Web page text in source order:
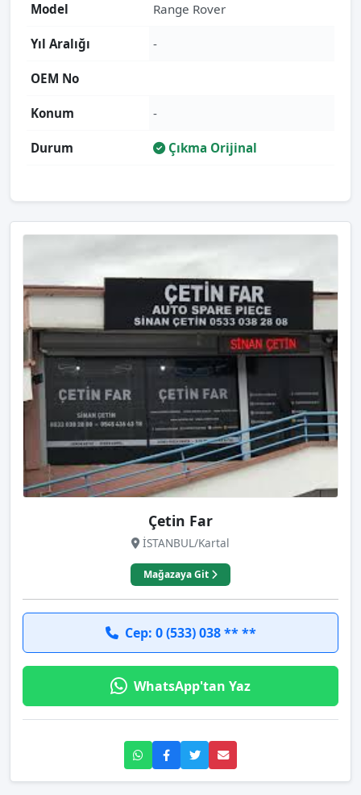
Model Range Rover
Yıl Aralığı -
OEM No
Konum -
Durum Çıkma Orijinal
Çetin Far
İSTANBUL/Kartal
Mağazaya Git
Cep: 0 (533) 038 ** **
WhatsApp'tan Yaz